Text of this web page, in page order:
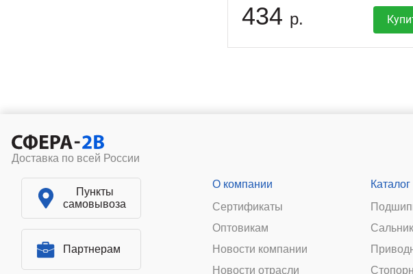
434 р.
Доставка по всей России
Пункты
самовывоза
Партнерам
О компании
Сертификаты
Оптовикам
Новости компании
Новости отрасли
Каталог